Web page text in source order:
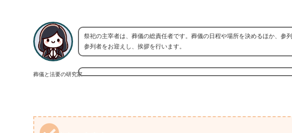
葬儀と法要の研究家
祭祀の主宰者は、葬儀の総責任者です。葬儀の日程や場所を決めるほか、
参列者をお迎えし、挨拶を行います。